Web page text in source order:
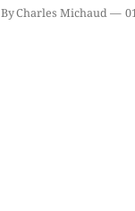
Source dans le
By Charles Michaud